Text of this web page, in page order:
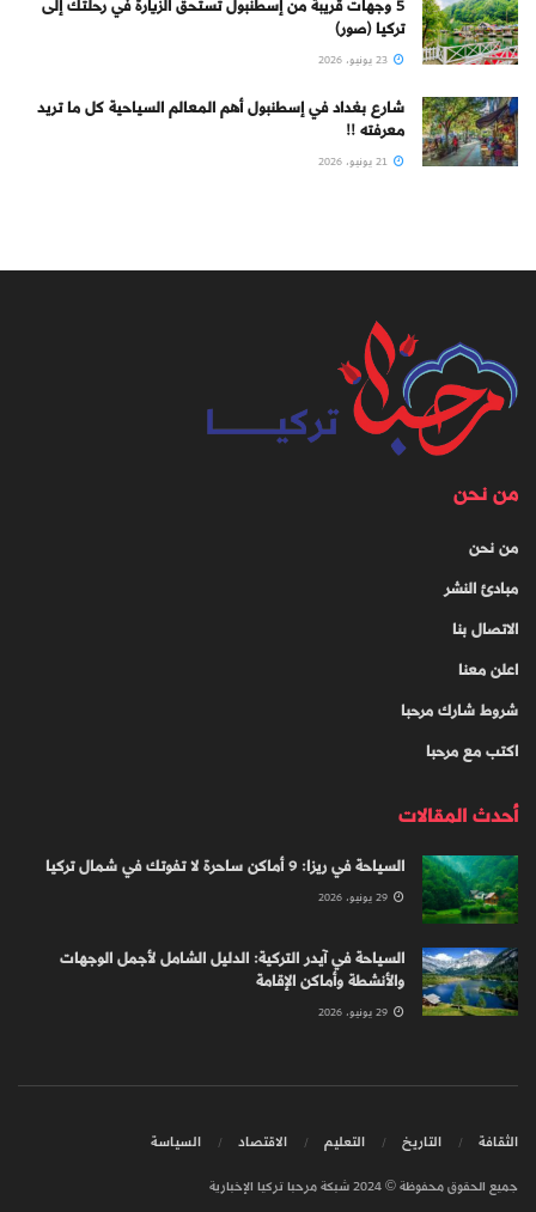
5 وجهات قريبة من إسطنبول تستحق الزيارة في رحلتك إلى
تركيا (صور)
23 يونيو، 2026
شارع بغداد في إسطنبول أهم المعالم السياحية كل ما تريد
معرفته !!
21 يونيو، 2026
من نحن
من نحن
مبادئ النشر
الاتصال بنا
اعلن معنا
شروط شارك مرحبا
اكتب مع مرحبا
أحدث المقالات
السياحة في ريزا: 9 أماكن ساحرة لا تفوتك في شمال تركيا
29 يونيو، 2026
السياحة في آيدر التركية: الدليل الشامل لأجمل الوجهات
والأنشطة وأماكن الإقامة
29 يونيو، 2026
الثقافة التاريخ التعليم الاقتصاد السياسة
جميع الحقوق محفوظة © 2024 شبكة مرحبا تركيا الإخبارية